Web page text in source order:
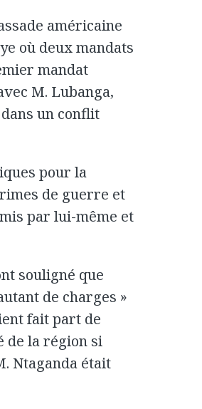
américaine
où deux mandats
mandat
M. Lubanga,
un conflit
pour la
de guerre et
par lui-même et
souligné que
de charges »
fait part de
de la région si
Ntaganda était